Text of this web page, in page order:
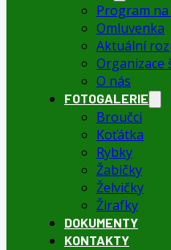
Program na
Omluvenka
Aktuální
Organizace
O nás
FOTOGALERIE
Broučci
Koťátka
Rybky
Žabičky
Želvičky
Žirafky
DOKUMENTY
KONTAKTY